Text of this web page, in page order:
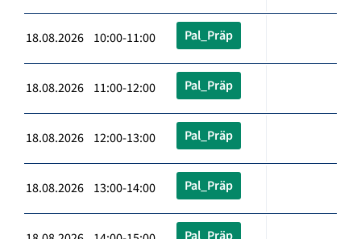
18.08.2026 10:00-11:00 Pal_Präp
18.08.2026 11:00-12:00 Pal_Präp
18.08.2026 12:00-13:00 Pal_Präp
18.08.2026 13:00-14:00 Pal_Präp